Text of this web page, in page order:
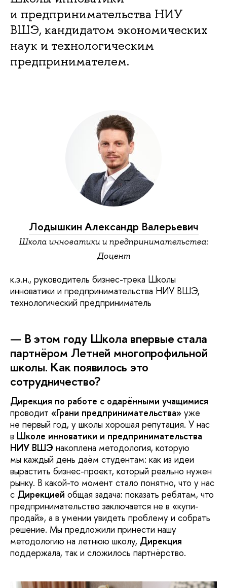
и предпринимательства НИУ
ВШЭ, кандидатом экономических
наук и технологическим
предпринимателем.
Лодышкин Александр Валерьевич
Школа инноватики и предпринимательства:
Доцент
к.э.н., руководитель бизнес-трека Школы
инноватики и предпринимательства НИУ ВШЭ,
технологический предприниматель
— В этом году Школа впервые стала
партнёром Летней многопрофильной
школы. Как появилось это
сотрудничество?
Дирекция по работе с одарёнными учащимися
проводит «Грани предпринимательства» уже
не первый год, у школы хорошая репутация. У нас
в Школе инноватики и предпринимательства
НИУ ВШЭ накоплена методология, которую
мы каждый день даём студентам: как из идеи
вырастить бизнес-проект, который реально нужен
рынку. В какой-то момент стало понятно, что у нас
с Дирекцией общая задача: показать ребятам, что
предпринимательство заключается не в «купи-
продай», а в умении увидеть проблему и собрать
решение. Мы предложили принести нашу
методологию на летнюю школу, Дирекция
поддержала, так и сложилось партнёрство.